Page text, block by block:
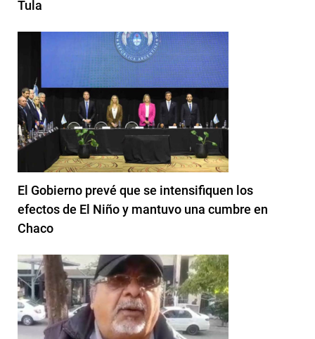
Tula
El Gobierno prevé que se intensifiquen los
efectos de El Niño y mantuvo una cumbre en
Chaco